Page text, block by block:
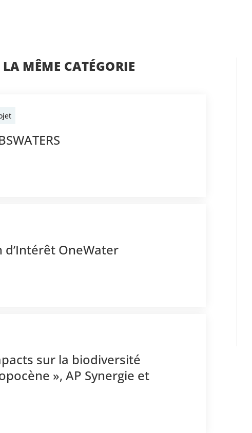
MÊME CATÉGORIE
OneWater
sur la biodiversité
», AP Synergie et